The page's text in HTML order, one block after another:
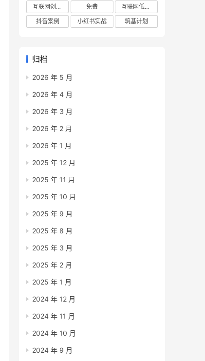
互联网创业项目
免费
互联网低成本创业项目
抖音案例
小红书实战 筑基计划
归档
2026 年 5 月
2026 年 4 月
2026 年 3 月
2026 年 2 月
2026 年 1 月
2025 年 12 月
2025 年 11 月
2025 年 10 月
2025 年 9 月
2025 年 8 月
2025 年 3 月
2025 年 2 月
2025 年 1 月
2024 年 12 月
2024 年 11 月
2024 年 10 月
2024 年 9 月